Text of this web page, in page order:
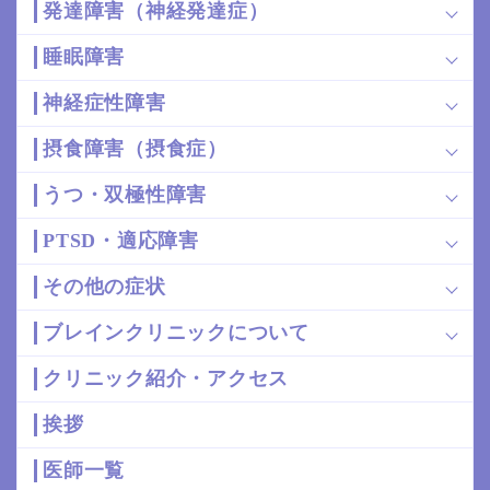
発達障害（神経発達症）
睡眠障害
神経症性障害
摂食障害（摂食症）
うつ・双極性障害
PTSD・適応障害
その他の症状
ブレインクリニックについて
クリニック紹介・アクセス
挨拶
医師一覧